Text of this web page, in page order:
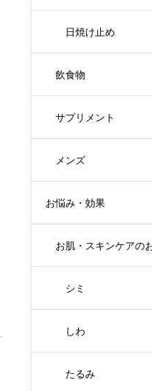
日焼け止め
飲食物
サプリメント
メンズ
お悩み・効果
お肌・スキンケアの
シミ
しわ
たるみ